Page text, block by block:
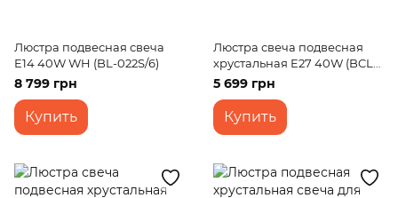
Люстра подвесная свеча
E14 40W WH (BL-022S/6)
8 799 грн
Купить
Люстра свеча подвесная
хрустальная E27 40W (BCL-
663S/5)
5 699 грн
Купить